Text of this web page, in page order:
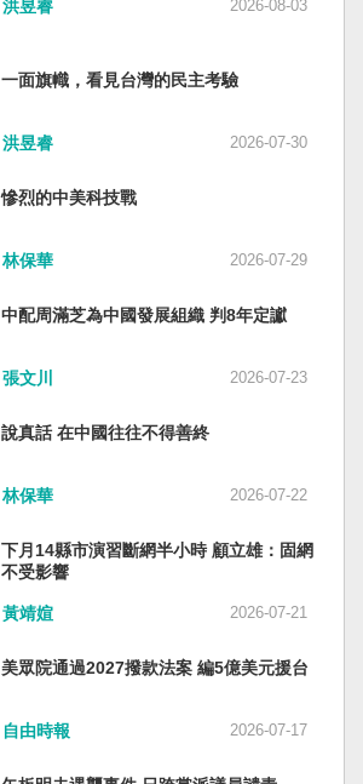
洪昱睿 2026-08-03
一面旗幟，看見台灣的民主考驗
洪昱睿 2026-07-30
慘烈的中美科技戰
林保華 2026-07-29
中配周滿芝為中國發展組織 判8年定讞
張文川 2026-07-23
說真話 在中國往往不得善終
林保華 2026-07-22
下月14縣市演習斷網半小時 顧立雄：固網
不受影響
黃靖媗 2026-07-21
美眾院通過2027撥款法案 編5億美元援台
自由時報 2026-07-17